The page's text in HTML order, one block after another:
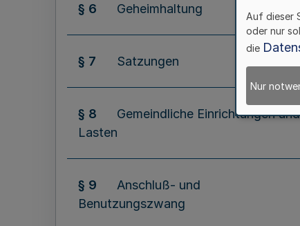
§ 6 Geheimhaltung
§ 7 Satzungen
§ 8
Gemeindliche Einrichtungen und
Lasten
§ 9
Anschluß- und
Benutzungszwang
Auf dieser
oder nur
die
Nur